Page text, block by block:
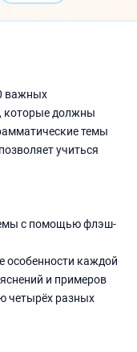
важных
которые должны
темы
учиться
с помощью флэш-
особенности каждой
и примеров
четырёх разных